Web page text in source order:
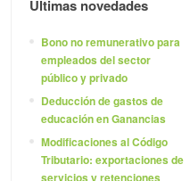
Ultimas novedades
Bono no remunerativo para
empleados del sector
público y privado
Deducción de gastos de
educación en Ganancias
Modificaciones al Código
Tributario: exportaciones de
servicios y retenciones